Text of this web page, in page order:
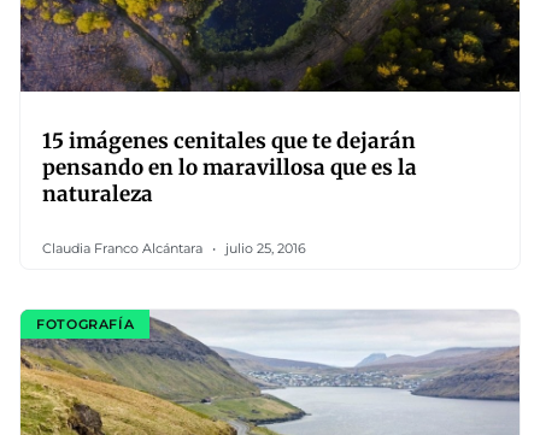
15 imágenes cenitales que te dejarán
pensando en lo maravillosa que es la
naturaleza
Claudia Franco Alcántara julio 25, 2016
FOTOGRAFÍA